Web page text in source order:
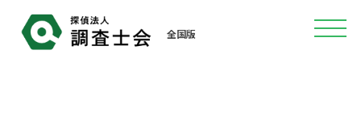
全国版